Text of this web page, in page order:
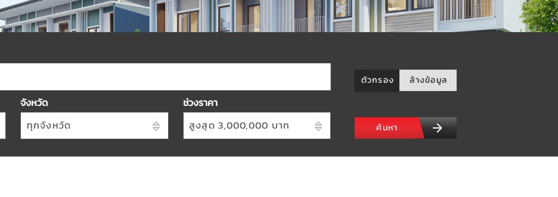
จังหวัด
ทุกจังหวัด
ช่วงราคา
สูงสุด 3,000,000 บาท
ตัวกรอง ล้างข้อมูล
ค้นหา